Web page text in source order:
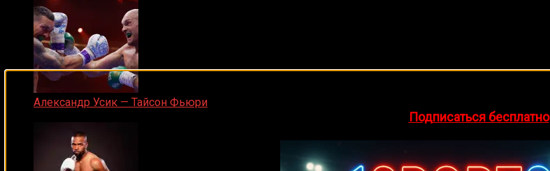
Александр Усик — Тайсон Фьюри
Подписаться бесплатно